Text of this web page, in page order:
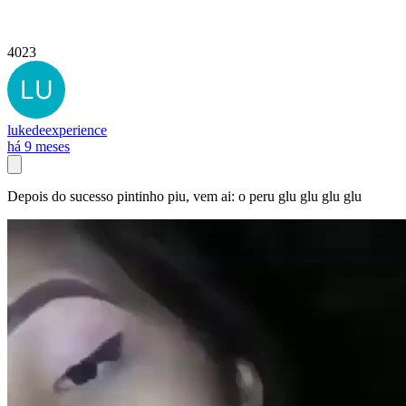
4023
lukedeexperience
há 9 meses
Depois do sucesso pintinho piu, vem ai: o peru glu glu glu glu